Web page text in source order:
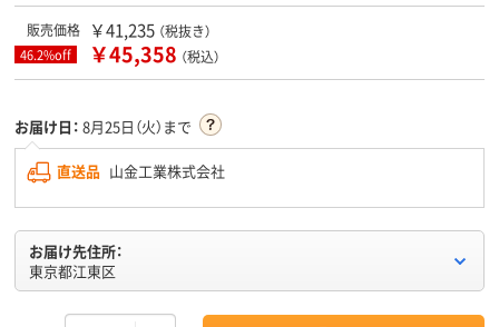
販売価格 ￥41,235 （税抜き）
46.2%off ￥45,358 （税込）
お届け日： 8月25日（火）まで
直送品 山金工業株式会社
お届け先住所：
東京都江東区